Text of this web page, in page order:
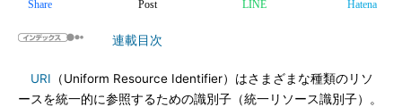
Share Post LINE Hatena
連載目次
URI （Uniform Resource Identifier）はさまざまな種類のリソ
ースを統一的に参照するための識別子（統一リソース識別子）。